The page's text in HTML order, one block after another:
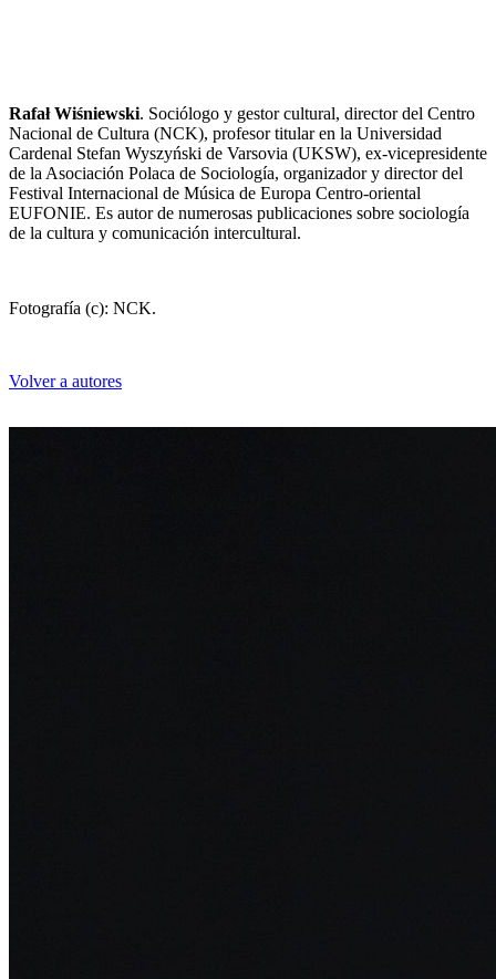
Rafał Wiśniewski. Sociólogo y gestor cultural, director del Centro
Nacional de Cultura (NCK), profesor titular en la Universidad
Cardenal Stefan Wyszyński de Varsovia (UKSW), ex-vicepresidente
de la Asociación Polaca de Sociología, organizador y director del
Festival Internacional de Música de Europa Centro-oriental
EUFONIE. Es autor de numerosas publicaciones sobre sociología
de la cultura y comunicación intercultural.
Fotografía (c): NCK.
Volver a autores